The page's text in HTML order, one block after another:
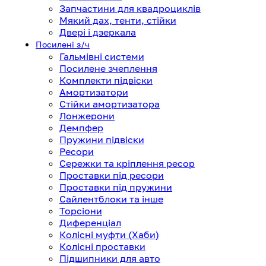
Запчастини для квадроциклів
Мякий дах, тенти, стійки
Двері і дзеркала
Посилені з/ч
Гальмівні системи
Посилене зчеплення
Комплекти підвіски
Амортизатори
Стійки амортизатора
Лонжерони
Демпфер
Пружини підвіски
Ресори
Сережки та кріплення ресор
Проставки під ресори
Проставки під пружини
Сайлентблоки та інше
Торсіони
Диференціал
Колісні муфти (Хаби)
Колісні проставки
Підшипники для авто